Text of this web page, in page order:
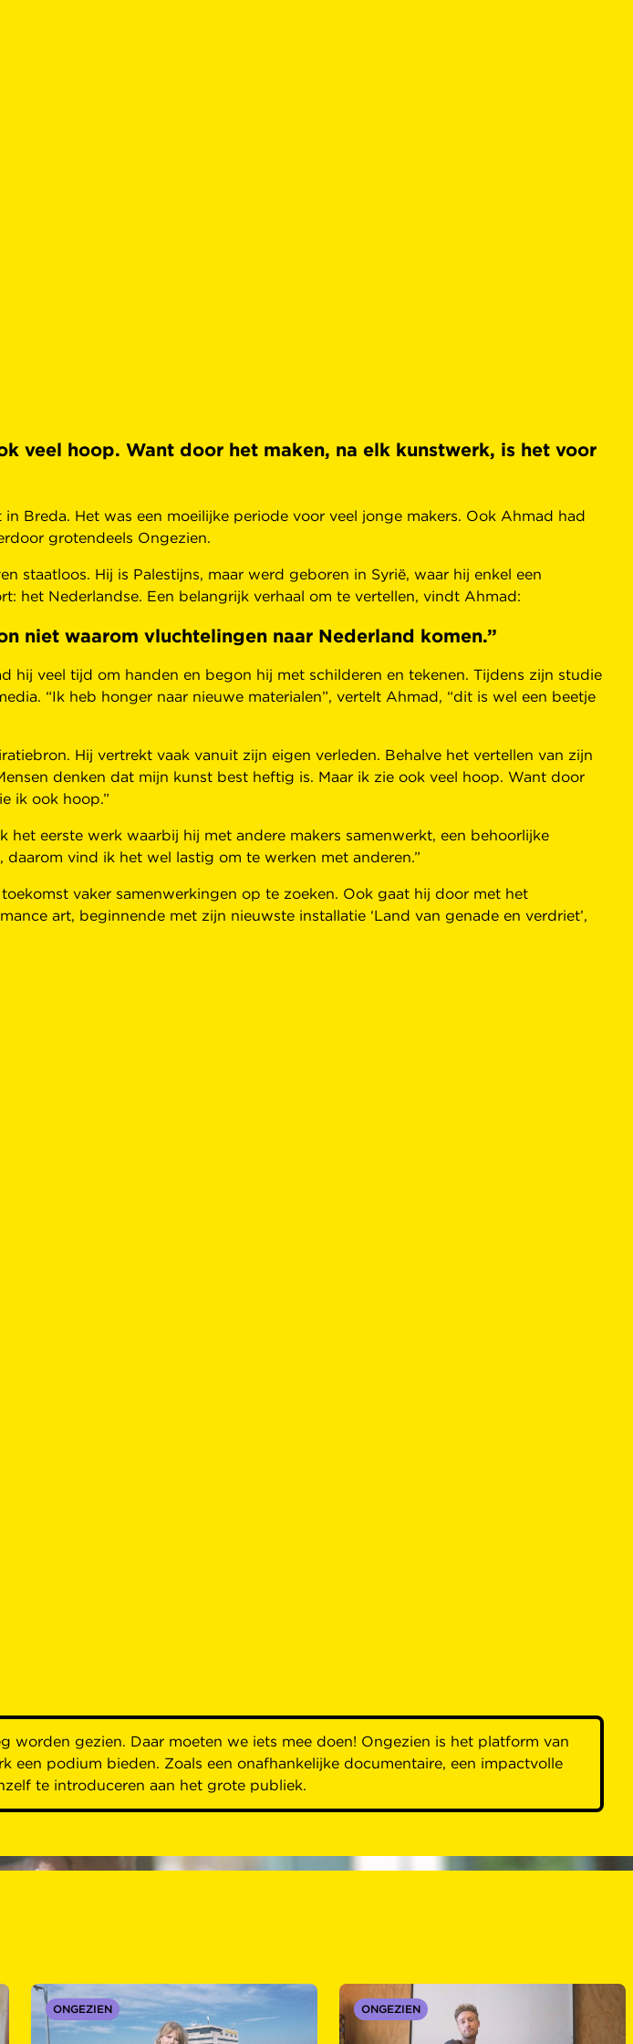
veel hoop. Want door het maken, na elk kunstwerk, is het voor
Breda. Het was een moeilijke periode voor veel jonge makers. Ook Ahmad had
grotendeels Ongezien.
staatloos. Hij is Palestijns, maar werd geboren in Syrië, waar hij enkel een
het Nederlandse. Een belangrijk verhaal om te vertellen, vindt Ahmad:
niet waarom vluchtelingen naar Nederland komen.”
veel tijd om handen en begon hij met schilderen en tekenen. Tijdens zijn studie
“Ik heb honger naar nieuwe materialen”, vertelt Ahmad, “dit is wel een beetje
Hij vertrekt vaak vanuit zijn eigen verleden. Behalve het vertellen van zijn
denken dat mijn kunst best heftig is. Maar ik zie ook veel hoop. Want door
ik ook hoop.”
het eerste werk waarbij hij met andere makers samenwerkt, een behoorlijke
vind ik het wel lastig om te werken met anderen.”
vaker samenwerkingen op te zoeken. Ook gaat hij door met het
art, beginnende met zijn nieuwste installatie ‘Land van genade en verdriet’,
worden gezien. Daar moeten we iets mee doen! Ongezien is het platform van
podium bieden. Zoals een onafhankelijke documentaire, een impactvolle
te introduceren aan het grote publiek.
ONGEZIEN ONGEZIEN